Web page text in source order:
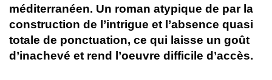
méditerranéen. Un roman atypique de par la
construction de l’intrigue et l’absence quasi
totale de ponctuation, ce qui laisse un goût
d’inachevé et rend l’oeuvre difficile d’accès.